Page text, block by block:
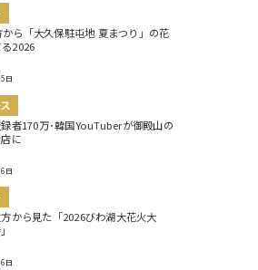
から「大久保駐屯地 夏まつり」の花
2026
日
者170万･韓国YouTuberが御殿山の
に
日
から見た「2026びわ湖大花火大
日